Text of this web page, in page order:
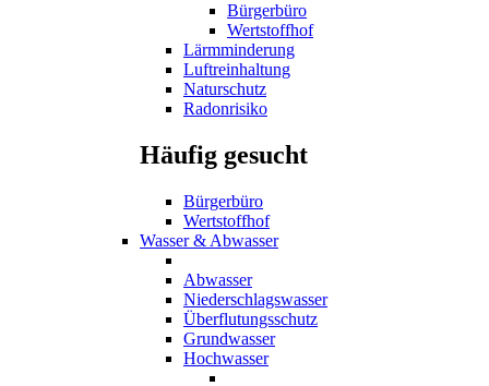
Bürgerbüro
Wertstoffhof
Lärmminderung
Luftreinhaltung
Naturschutz
Radonrisiko
Häufig gesucht
Bürgerbüro
Wertstoffhof
Wasser & Abwasser
Abwasser
Niederschlagswasser
Überflutungsschutz
Grundwasser
Hochwasser